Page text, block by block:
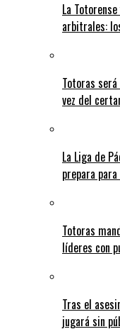
La
arbitrales:
Totoras
vez del
La Liga de
prepara
Totoras
líderes con
Tras el
jugará sin